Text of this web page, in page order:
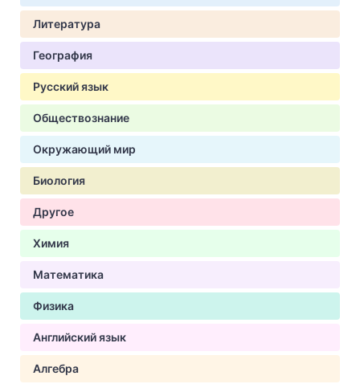
Литература
География
Русский язык
Обществознание
Окружающий мир
Биология
Другое
Химия
Математика
Физика
Английский язык
Алгебра